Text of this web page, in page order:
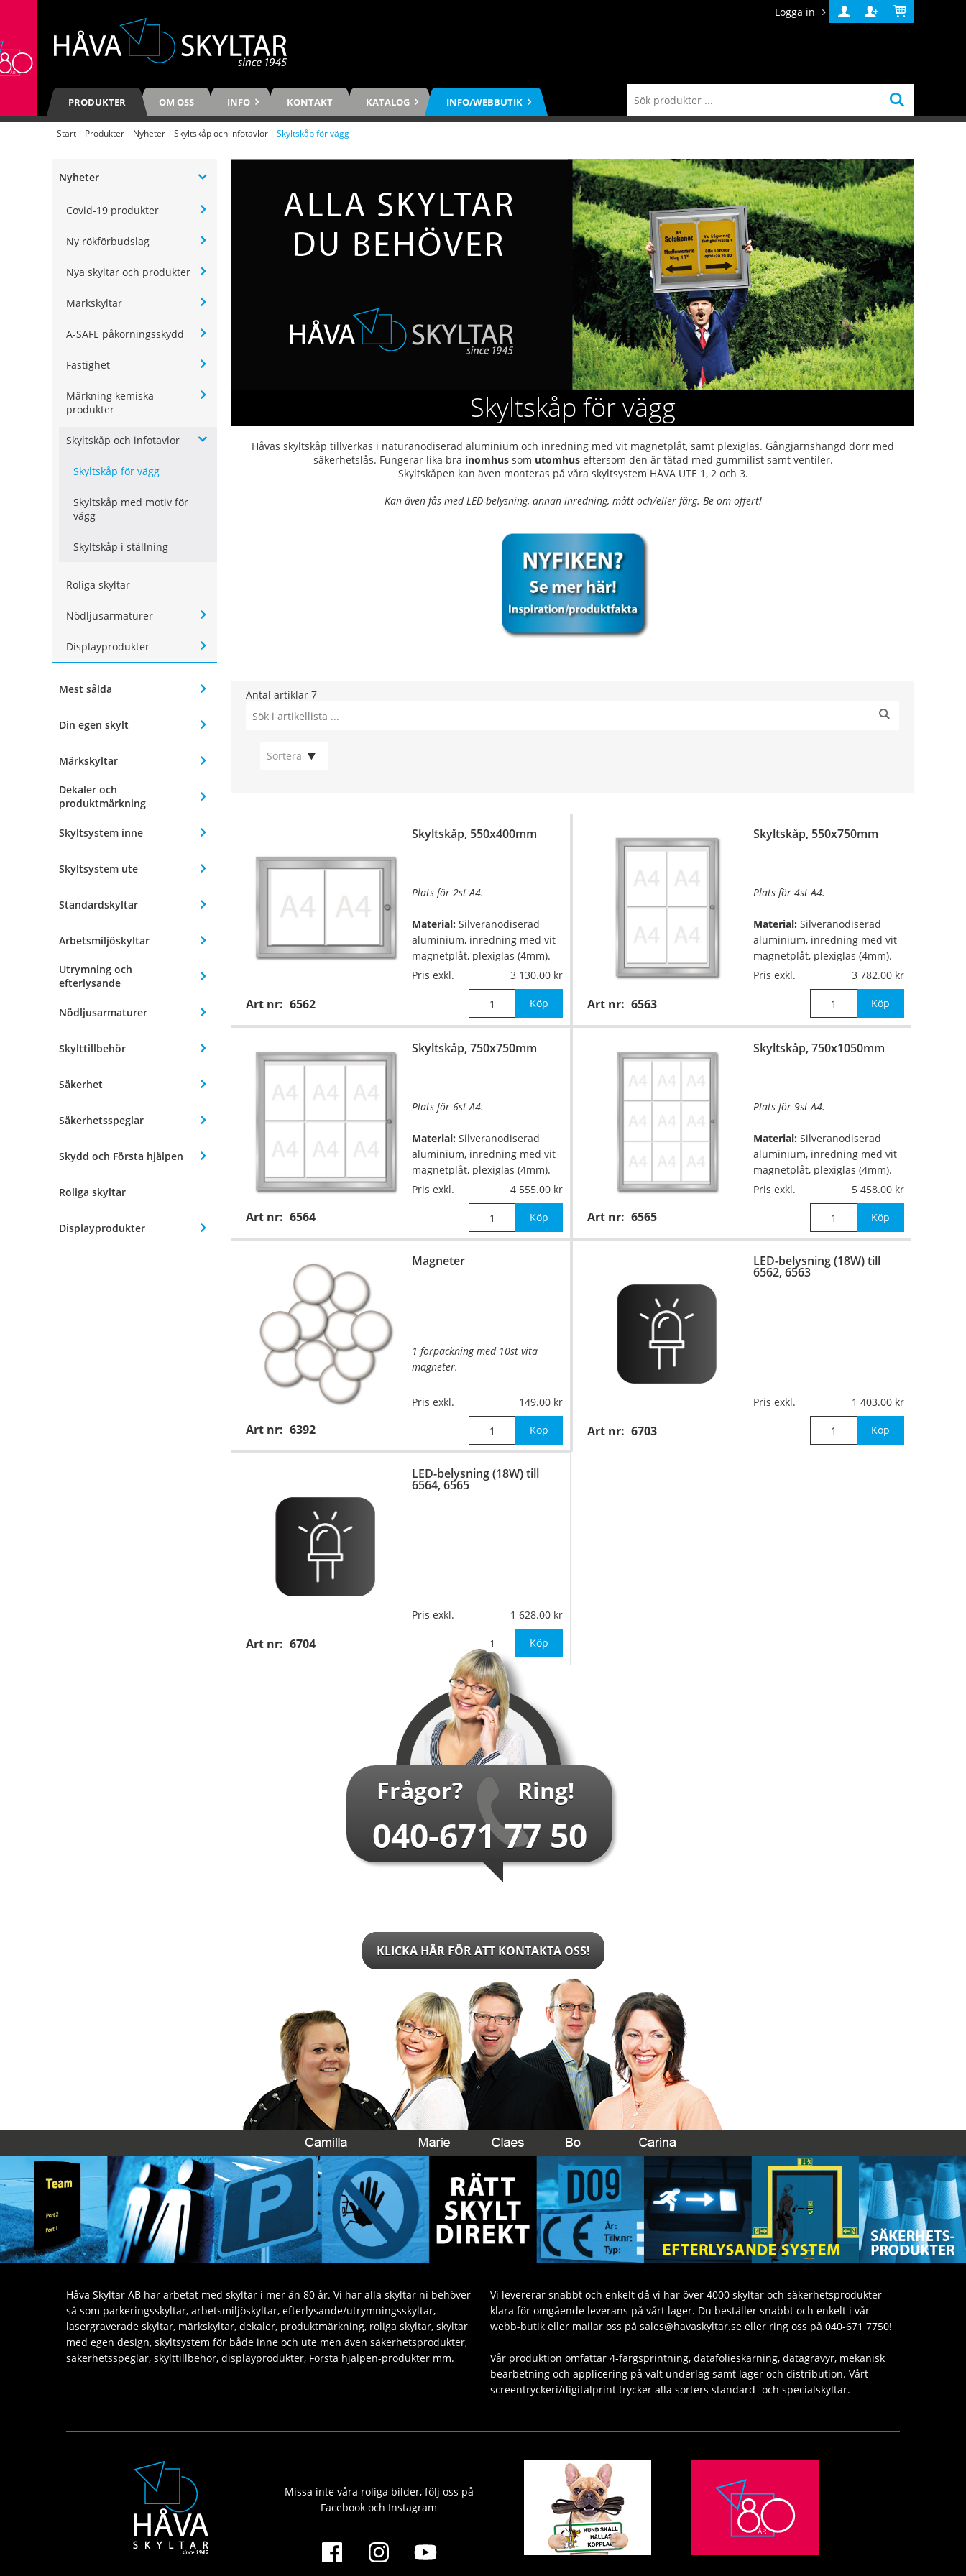
Logga in
Logga
in
Skapa
konto
Varukorg
PRODUKTER OM OSS INFO KONTAKT KATALOG INFO/WEBBUTIK
Start Produkter Nyheter Skyltskåp och infotavlor Skyltskåp för vägg
Nyheter
Covid-19 produkter
Ny rökförbudslag
Nya skyltar och produkter
Märkskyltar
A-SAFE påkörningsskydd
Fastighet
Märkning kemiska
produkter
Skyltskåp och infotavlor
Skyltskåp för vägg
Skyltskåp med motiv för
vägg
Skyltskåp i ställning
Roliga skyltar
Nödljusarmaturer
Displayprodukter
Mest sålda
Din egen skylt
Märkskyltar
Dekaler och
produktmärkning
Skyltsystem inne
Skyltsystem ute
Standardskyltar
Arbetsmiljöskyltar
Utrymning och
efterlysande
Nödljusarmaturer
Skylttillbehör
Säkerhet
Säkerhetsspeglar
Skydd och Första hjälpen
Roliga skyltar
Displayprodukter
Skyltskåp för vägg
Håvas skyltskåp tillverkas i naturanodiserad aluminium och inredning med vit magnetplåt, samt plexiglas. Gångjärnshängd dörr med
säkerhetslås. Fungerar lika bra inomhussom utomhuseftersom den är tätad med gummilist samt ventiler.
Skyltskåpen kan även monteras på våra skyltsystem HÅVA UTE 1, 2 och 3.
Kan även fås med LED-belysning, annan inredning, mått och/eller färg. Be om offert!
Antal artiklar 7
Sortera
Skyltskåp, 550x400mm
Art nr: 6562
Plats för 2st A4.
Material: Silveranodiserad
aluminium, inredning med vit
magnetplåt, plexiglas (4mm).
550x400mm (innermått
453x303mm), djup 30mm
Fungerar lika bra in
Pris exkl. 3 130.00
Köp
Skyltskåp, 550x750mm
Art nr: 6563
Plats för 4st A4.
Material: Silveranodiserad
aluminium, inredning med vit
magnetplåt, plexiglas (4mm).
550x750mm (innermått
453x653mm), djup 30mm
Fungerar lika bra in
Pris exkl. 3 782.00
Köp
Skyltskåp, 750x750mm
Art nr: 6564
Plats för 6st A4.
Material: Silveranodiserad
aluminium, inredning med vit
magnetplåt, plexiglas (4mm).
750x750mm (innermått
653x653mm), djup 30mm
Fungerar lika bra in
Pris exkl. 4 555.00
Köp
Skyltskåp, 750x1050mm
Art nr: 6565
Plats för 9st A4.
Material: Silveranodiserad
aluminium, inredning med vit
magnetplåt, plexiglas (4mm).
750x1050mm (innermått
653x953mm), djup 30mm
Fungerar lika bra i
Pris exkl. 5 458.00
Köp
Magneter
Art nr: 6392
1 förpackning med 10st vita
magneter.
Mått:ø16mm
Pris exkl. 149.00
Köp
LED-belysning (18W) till
6562, 6563
Art nr: 6703
Pris exkl. 1 403.00
Köp
LED-belysning (18W) till
6564, 6565
Art nr: 6704
Pris exkl. 1 628.00
Köp
Frågor? Ring!
040-671 77 50
KLICKA HÄR FÖR ATT KONTAKTA OSS!
Håva Skyltar AB har arbetat med skyltar i mer än 80 år. Vi har alla skyltar ni behöver
så som parkeringsskyltar, arbetsmiljöskyltar, efterlysande/utrymningsskyltar,
lasergraverade skyltar, märkskyltar, dekaler, produktmärkning, roliga skyltar, skyltar
med egen design, skyltsystem för både inne och ute men även säkerhetsprodukter,
säkerhetsspeglar, skylttillbehör, displayprodukter, Första hjälpen-produkter mm.
Vi levererar snabbt och enkelt då vi har över 4000 skyltar och säkerhetsprodukter
klara för omgående leverans på vårt lager. Du beställer snabbt och enkelt i vår
webb-butik eller mailar oss på sales@havaskyltar.se eller ring oss på 040-671 7750!
Vår produktion omfattar 4-färgsprintning, datafolieskärning, datagravyr, mekanisk
bearbetning och applicering på valt underlag samt lager och distribution. Vårt
screentryckeri/digitalprint trycker alla sorters standard- och specialskyltar.
Missa inte våra roliga bilder, följ oss på
Facebook och Instagram